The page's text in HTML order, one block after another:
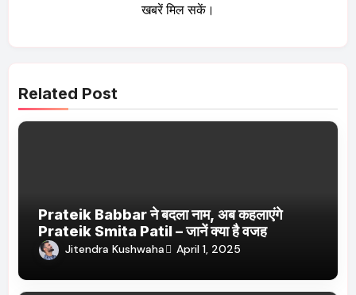
खबरें मिल सकें।
Related Post
Prateik Babbar ने बदला नाम, अब कहलाएंगे
Prateik Smita Patil – जानें क्या है वजह
Jitendra Kushwaha April 1, 2025